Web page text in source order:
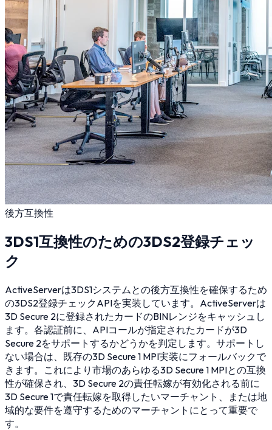
後方互換性
3DS1互換性のための3DS2登録チェッ
ク
ActiveServerは3DS1システムとの後方互換性を確保するため
の3DS2登録チェックAPIを実装しています。ActiveServerは
3D Secure 2に登録されたカードのBINレンジをキャッシュし
ます。各認証前に、APIコールが指定されたカードが3D
Secure 2をサポートするかどうかを判定します。サポートし
ない場合は、既存の3D Secure 1 MPI実装にフォールバックで
きます。これにより市場のあらゆる3D Secure 1 MPIとの互換
性が確保され、3D Secure 2の責任転嫁が有効化される前に
3D Secure 1で責任転嫁を取得したいマーチャント、または地
域的な要件を遵守するためのマーチャントにとって重要で
す。